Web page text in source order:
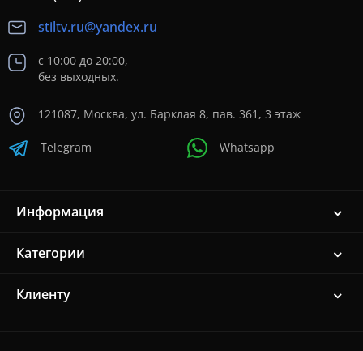
stiltv.ru@yandex.ru
с 10:00 до 20:00,
без выходных.
121087, Москва, ул. Барклая 8, пав. 361, 3 этаж
Telegram Whatsapp
Информация
Категории
Клиенту